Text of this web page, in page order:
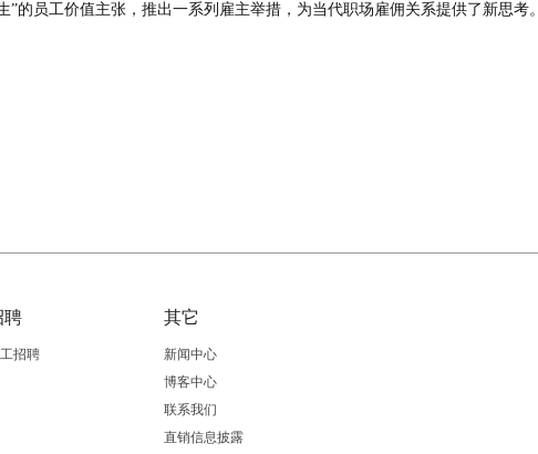
的员工价值主张，推出一系列雇主举措，为当代职场雇佣关系提供了新思考。
聘
招聘
其它
新闻中心
博客中心
联系我们
直销信息披露